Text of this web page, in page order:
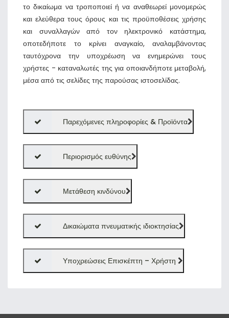
το δικαίωμα να τροποποιεί ή να αναθεωρεί μονομερώς
και ελεύθερα τους όρους και τις προϋποθέσεις χρήσης
και συναλλαγών από τον ηλεκτρονικό κατάστημα,
οποτεδήποτε το κρίνει αναγκαίο, αναλαμβάνοντας
ταυτόχρονα την υποχρέωση να ενημερώνει τους
χρήστες - καταναλωτές της για οποιανδήποτε μεταβολή,
μέσα από τις σελίδες της παρούσας ιστοσελίδας.
Παρεχόμενες πληροφορίες & Προϊόντα
Περιορισμός ευθύνης
Μετάθεση κινδύνου
Δικαιώματα πνευματικής ιδιοκτησίας
Υποχρεώσεις Επισκέπτη – Χρήστη